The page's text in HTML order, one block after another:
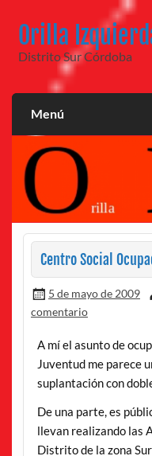
contenido
Orilla
Distrito Sur Córdoba
Menú
Centro Social
5 de mayo de 2009
comentario
A mí el asunto de
Juventud me parece
suplantación con
De una parte, es
llevan realizando las
Distrito de la zona